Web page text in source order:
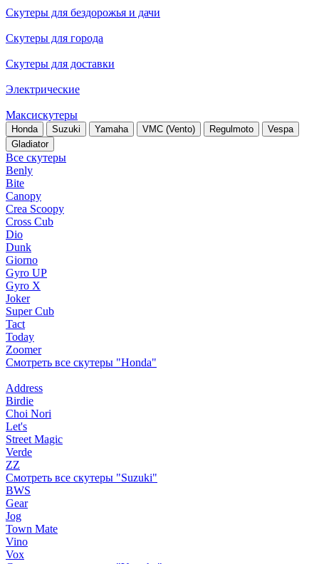
Скутеры для бездорожья и дачи
Скутеры для города
Скутеры для доставки
Электрические
Максискутеры
Honda Suzuki Yamaha VMC (Vento) Regulmoto
Vespa
Gladiator
Все скутеры
Benly
Bite
Canopy
Crea Scoopy
Cross Cub
Dio
Dunk
Giorno
Gyro UP
Gyro X
Joker
Super Cub
Tact
Today
Zoomer
Смотреть все скутеры "Honda"
Address
Birdie
Choi Nori
Let's
Street Magic
Verde
ZZ
Смотреть все скутеры "Suzuki"
BWS
Gear
Jog
Town Mate
Vino
Vox